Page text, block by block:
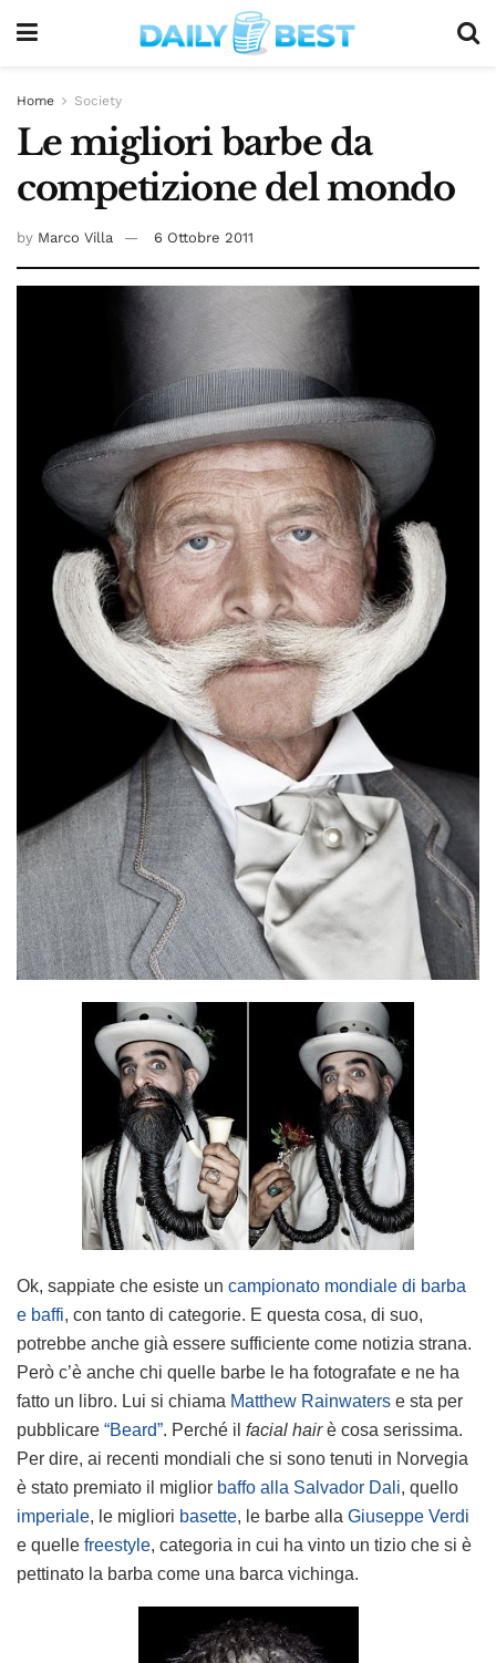
Home Society
Le migliori barbe da
competizione del mondo
by Marco Villa 6 Ottobre 2011
Ok, sappiate che esiste un campionato mondiale di barba
e baffi, con tanto di categorie. E questa cosa, di suo,
potrebbe anche già essere sufficiente come notizia strana.
Però c’è anche chi quelle barbe le ha fotografate e ne ha
fatto un libro. Lui si chiama Matthew Rainwaters e sta per
pubblicare “Beard”. Perché il facial hairè cosa serissima.
Per dire, ai recenti mondiali che si sono tenuti in Norvegia
è stato premiato il miglior baffo alla Salvador Dali, quello
imperiale, le migliori basette, le barbe alla Giuseppe Verdi
e quelle freestyle, categoria in cui ha vinto un tizio che si è
pettinato la barba come una barca vichinga.